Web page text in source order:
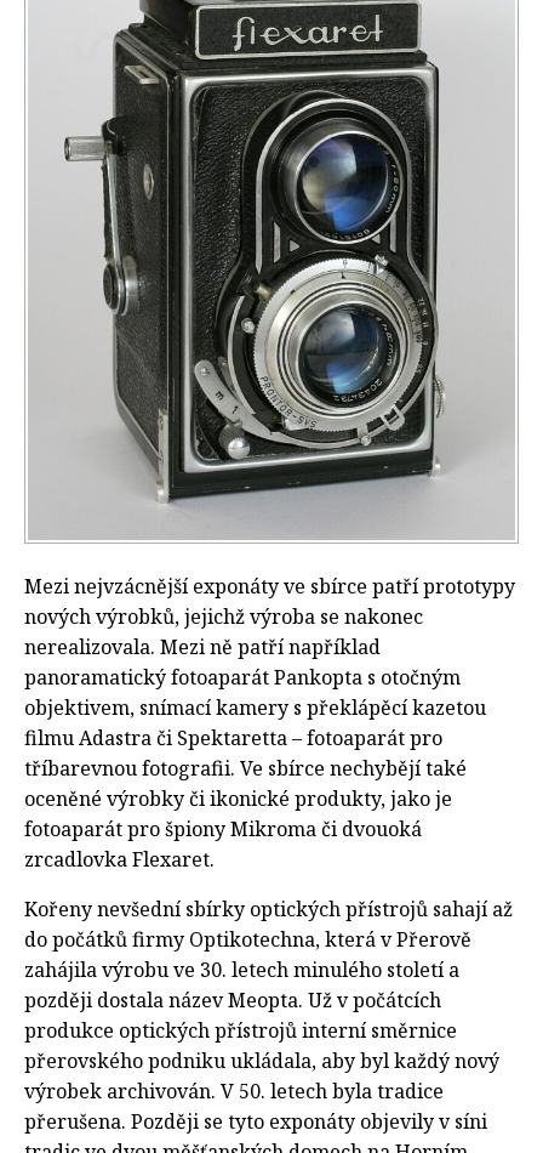
Mezi nejvzácnější exponáty ve sbírce patří prototypy
nových výrobků, jejichž výroba se nakonec
nerealizovala. Mezi ně patří například
panoramatický fotoaparát Pankopta s otočným
objektivem, snímací kamery s překlápěcí kazetou
filmu Adastra či Spektaretta – fotoaparát pro
tříbarevnou fotografii. Ve sbírce nechybějí také
oceněné výrobky či ikonické produkty, jako je
fotoaparát pro špiony Mikroma či dvouoká
zrcadlovka Flexaret.
Kořeny nevšední sbírky optických přístrojů sahají až
do počátků firmy Optikotechna, která v Přerově
zahájila výrobu ve 30. letech minulého století a
později dostala název Meopta. Už v počátcích
produkce optických přístrojů interní směrnice
přerovského podniku ukládala, aby byl každý nový
výrobek archivován. V 50. letech byla tradice
přerušena. Později se tyto exponáty objevily v síni